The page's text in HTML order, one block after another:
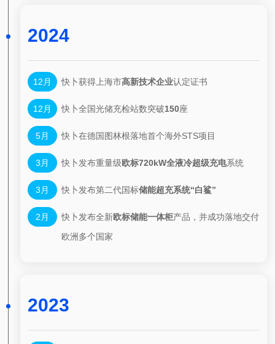
2024
12月 快卜获得上海市高新技术企业认定证书
12月 快卜全国光储充检站数突破150座
5月 快卜在德国图林根落地首个海外STS项目
3月 快卜发布重量级欧标720kW全液冷超级充电系统
3月 快卜发布第二代国标储能超充系统“白鲨”
2月 快卜发布全新欧标储能一体柜产品，并成功落地交付
欧洲多个国家
2023